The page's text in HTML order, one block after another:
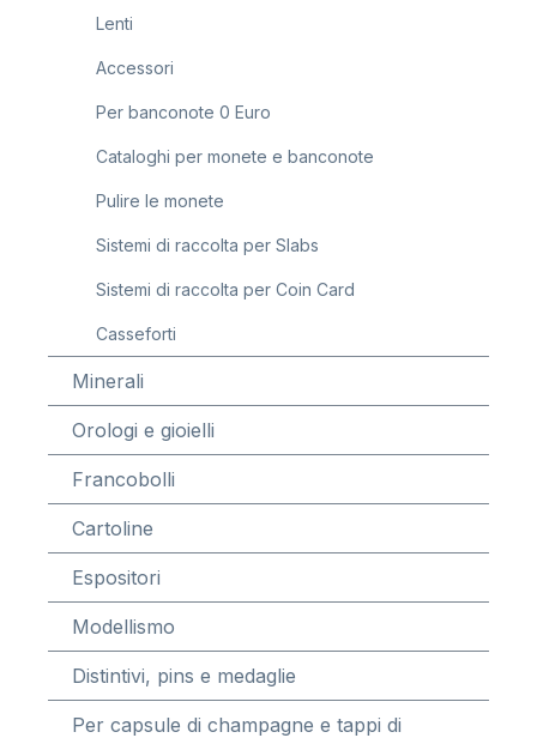
Lenti
Accessori
Per banconote 0 Euro
Cataloghi per monete e banconote
Pulire le monete
Sistemi di raccolta per Slabs
Sistemi di raccolta per Coin Card
Casseforti
Minerali
Orologi e gioielli
Francobolli
Cartoline
Espositori
Modellismo
Distintivi, pins e medaglie
Per capsule di champagne e tappi di